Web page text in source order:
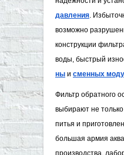
давления .
возможно
конструкции
воды, быстрый
ны и сменных
Фильтр обратного
выбирают не
питья и
большая армия
производства,